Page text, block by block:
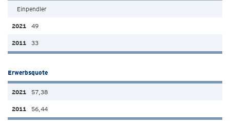
Einpendler
49
33
Erwerbsquote
57,38
56,44